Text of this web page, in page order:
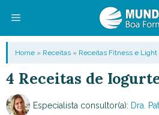
conteúdo
Menu
Home » Receitas » Receitas Fitness e Light
4 Receitas de
Especialista consultor(a): Dra.